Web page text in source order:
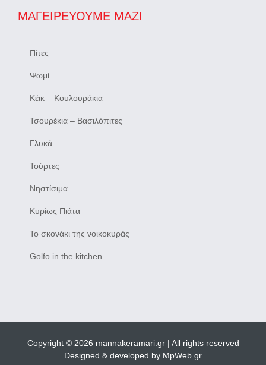
ΜΑΓΕΙΡΕΎΟΥΜΕ ΜΑΖΊ
Πίτες
Ψωμί
Κέικ – Κουλουράκια
Τσουρέκια – Βασιλόπιτες
Γλυκά
Τούρτες
Νηστίσιμα
Κυρίως Πιάτα
Το σκονάκι της νοικοκυράς
Golfo in the kitchen
Copyright © 2026 mannakeramari.gr | All rights reserved
Designed & developed by MpWeb.gr